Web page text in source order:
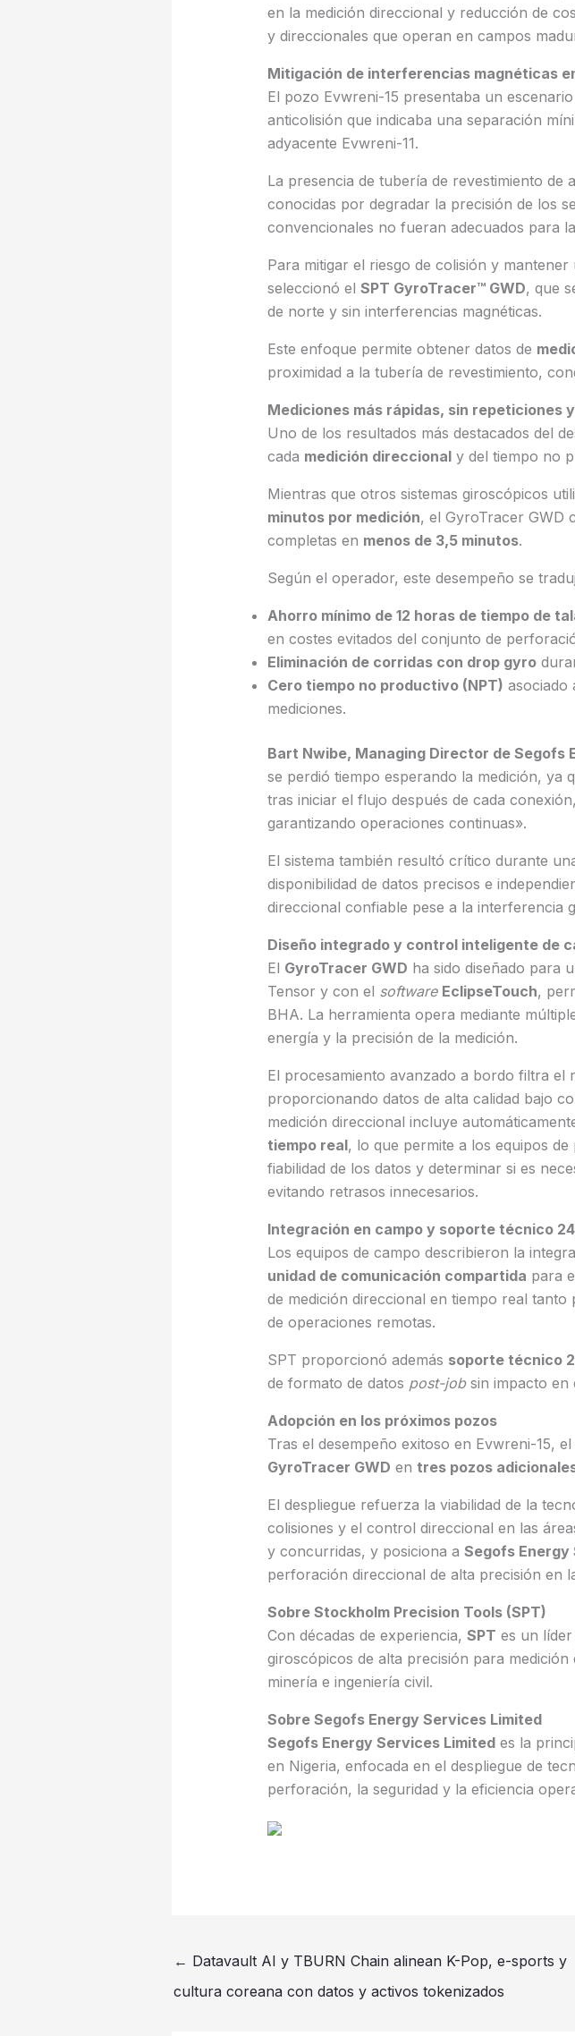
en la medición direccional y reducción de
y direccionales que operan en campos
Mitigación de interferencias magnéticas
El pozo Evwreni-15 presentaba un escenario
anticolisión que indicaba una separación
adyacente Evwreni-11.
La presencia de tubería de revestimiento
conocidas por degradar la precisión de los
convencionales no fueran adecuados para
Para mitigar el riesgo de colisión y
seleccionó el SPT GyroTracer™ GWD, que
de norte y sin interferencias magnéticas.
Este enfoque permite obtener datos de
proximidad a la tubería de revestimiento,
Mediciones más rápidas, sin repeticiones
Uno de los resultados más destacados del
cada medición direccionaly del tiempo no
Mientras que otros sistemas giroscópicos
minutos por medición, el GyroTracer GWD
completas en menos de 3,5 minutos.
Según el operador, este desempeño se
Ahorro mínimo de 12 horas de tiempo de
en costes evitados del conjunto de
Eliminación de corridas con drop gyro
Cero tiempo no productivo (NPT) asociado
mediciones.
Bart Nwibe, Managing Director de Segofs
se perdió tiempo esperando la medición, ya
tras iniciar el flujo después de cada
garantizando operaciones continuas».
El sistema también resultó crítico durante
disponibilidad de datos precisos e
direccional confiable pese a la interferencia
Diseño integrado y control inteligente de
El GyroTracer GWD ha sido diseñado para
Tensor y con el software EclipseTouch,
BHA. La herramienta opera mediante
energía y la precisión de la medición.
El procesamiento avanzado a bordo filtra el
proporcionando datos de alta calidad bajo
medición direccional incluye
tiempo real, lo que permite a los equipos
fiabilidad de los datos y determinar si es
evitando retrasos innecesarios.
Integración en campo y soporte técnico
Los equipos de campo describieron la
unidad de comunicación compartida para
de medición direccional en tiempo real
de operaciones remotas.
SPT proporcionó además soporte técnico
de formato de datos post-jobsin impacto en
Adopción en los próximos pozos
Tras el desempeño exitoso en Evwreni-15,
GyroTracer GWD en tres pozos
El despliegue refuerza la viabilidad de la
colisiones y el control direccional en las
y concurridas, y posiciona a Segofs Energy
perforación direccional de alta precisión en
Sobre Stockholm Precision Tools (SPT)
Con décadas de experiencia, SPT es un
giroscópicos de alta precisión para
minería e ingeniería civil.
Sobre Segofs Energy Services Limited
Segofs Energy Services Limitedes la
en Nigeria, enfocada en el despliegue de
perforación, la seguridad y la eficiencia
← Datavault AI y TBURN Chain alinean K-Pop, e-sports y
cultura coreana con datos y activos tokenizados